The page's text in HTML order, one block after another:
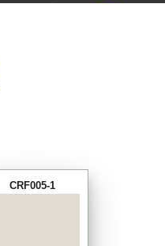
CRF005-1